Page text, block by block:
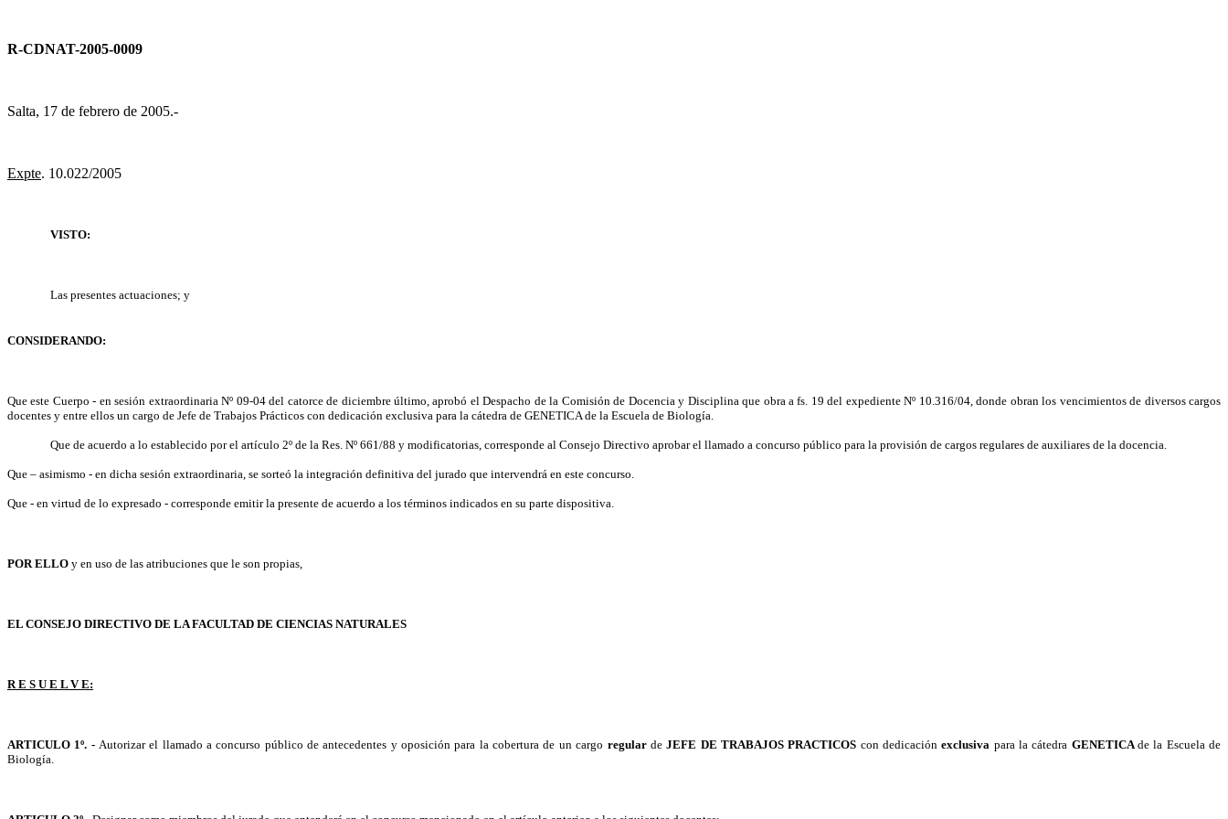
R-CDNAT-2005-0009
Salta, 17 de febrero de 2005.-
Expte. 10.022/2005
VISTO:
Las presentes actuaciones; y
CONSIDERANDO:
Que este Cuerpo - en sesión extraordinaria Nº 09-04 del catorce de diciembre último, aprobó el Despacho de la Comisión de Docencia y Disciplina que obra a fs. 19 del expediente Nº 10.316/04, donde obran los vencimientos de diversos cargos
docentes y entre ellos un cargo de Jefe de Trabajos Prácticos con dedicación exclusiva para la cátedra de GENETICA de la Escuela de Biología.
Que de acuerdo a lo establecido por el artículo 2º de la Res. Nº 661/88 y modificatorias, corresponde al Consejo Directivo aprobar el llamado a concurso público para la provisión de cargos regulares de auxiliares de la docencia.
Que – asimismo - en dicha sesión extraordinaria, se sorteó la integración definitiva del jurado que intervendrá en este concurso.
Que - en virtud de lo expresado - corresponde emitir la presente de acuerdo a los términos indicados en su parte dispositiva.
POR ELLO y en uso de las atribuciones que le son propias,
EL CONSEJO DIRECTIVO DE LA FACULTAD DE CIENCIAS NATURALES
R E S U E L V E:
ARTICULO 1º. - Autorizar el llamado a concurso público de antecedentes y oposición para la cobertura de un cargo regulardeJEFE DE TRABAJOS PRACTICOS con dedicaciónexclusiva para la cátedra GENETICA de la Escuela de
Biología.